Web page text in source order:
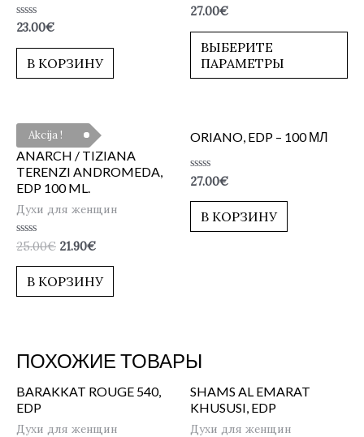
Оценка
из
23.00€
В КОРЗИНУ
Оценка
из
27.00€
ВЫБЕРИТЕ
ПАРАМЕТРЫ
Akcija !
ANARCH / TIZIANA
TERENZI ANDROMEDA,
EDP 100 ML.
Духи для женщин
Оценка
из
25.00€ 21.90€
В КОРЗИНУ
ORIANO, EDP – 100 МЛ
Оценка
из
27.00€
В КОРЗИНУ
ПОХОЖИЕ ТОВАРЫ
BARAKKAT ROUGE 540,
EDP
Духи для женщин
SHAMS AL EMARAT
KHUSUSI, EDP
Духи для женщин